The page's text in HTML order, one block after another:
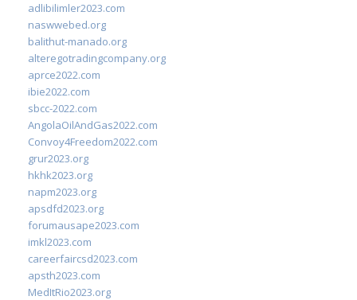
adlibilimler2023.com
naswwebed.org
balithut-manado.org
alteregotradingcompany.org
aprce2022.com
ibie2022.com
sbcc-2022.com
AngolaOilAndGas2022.com
Convoy4Freedom2022.com
grur2023.org
hkhk2023.org
napm2023.org
apsdfd2023.org
forumausape2023.com
imkl2023.com
careerfaircsd2023.com
apsth2023.com
MedItRio2023.org